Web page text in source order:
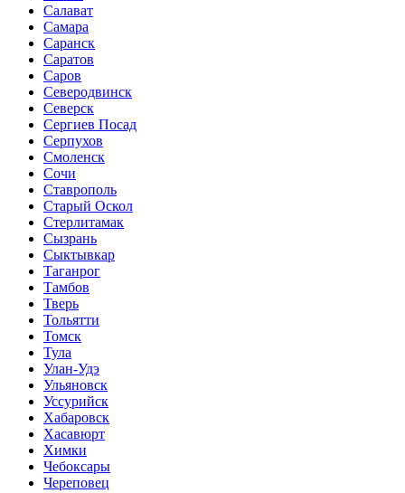
Салават
Самара
Саранск
Саратов
Саров
Северодвинск
Северск
Сергиев Посад
Серпухов
Смоленск
Сочи
Ставрополь
Старый Оскол
Стерлитамак
Сызрань
Сыктывкар
Таганрог
Тамбов
Тверь
Тольятти
Томск
Тула
Улан-Удэ
Ульяновск
Уссурийск
Хабаровск
Хасавюрт
Химки
Чебоксары
Череповец